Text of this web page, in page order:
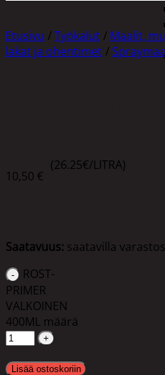
Etusivu / Työkalut / Maalit,
lakat ja ohentimet /
ROST-PRIMER
10,50 €
(26.25€/LITRA)
Saatavuus: saatavilla
ROST-
PRIMER
VALKOINEN
400ML määrä
Lisää ostoskoriin